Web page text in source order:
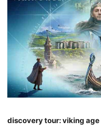
discovery tour: viking age